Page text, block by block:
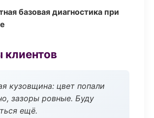
базовая диагностика при
кузовщина: цвет попали
зазоры ровные. Буду
ещё.